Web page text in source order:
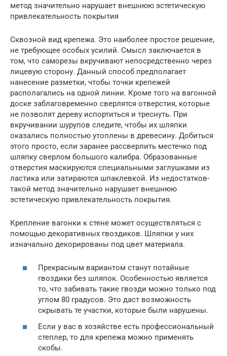
метод значительно нарушает внешнюю эстетическую
привлекательность покрытия
Сквозной вид крепежа. Это наиболее простое решение,
не требующее особых усилий. Смысл заключается в
том, что саморезы вкручивают непосредственно через
лицевую сторону. Данный способ предполагает
нанесение разметки, чтобы точки крепежей
располагались на одной линии. Кроме того на вагонной
доске заблаговременно сверлятся отверстия, которые
не позволят дереву испортиться и треснуть. При
вкручивании шурупов следите, чтобы их шляпки
оказались полностью утоплены в древесину. Добиться
этого просто, если заранее рассверлить местечко под
шляпку сверлом большого калибра. Образованные
отверстия маскируются специальными заглушками из
ластика или затираются шпаклевкой. Из недостатков-
такой метод значительно нарушает внешнюю
эстетическую привлекательность покрытия.
Крепление вагонки к стене может осуществляться с
помощью декоративных гвоздиков. Шляпки у них
изначально декорированы под цвет материала.
Прекрасным вариантом станут потайные
гвоздики без шляпок. Особенностью является
то, что забивать такие гвозди можно только под
углом 80 градусов. Это даст возможность
скрывать те участки, которые были нарушены.
Если у вас в хозяйстве есть профессиональный
степлер, то для крепежа можно применять
скобы.